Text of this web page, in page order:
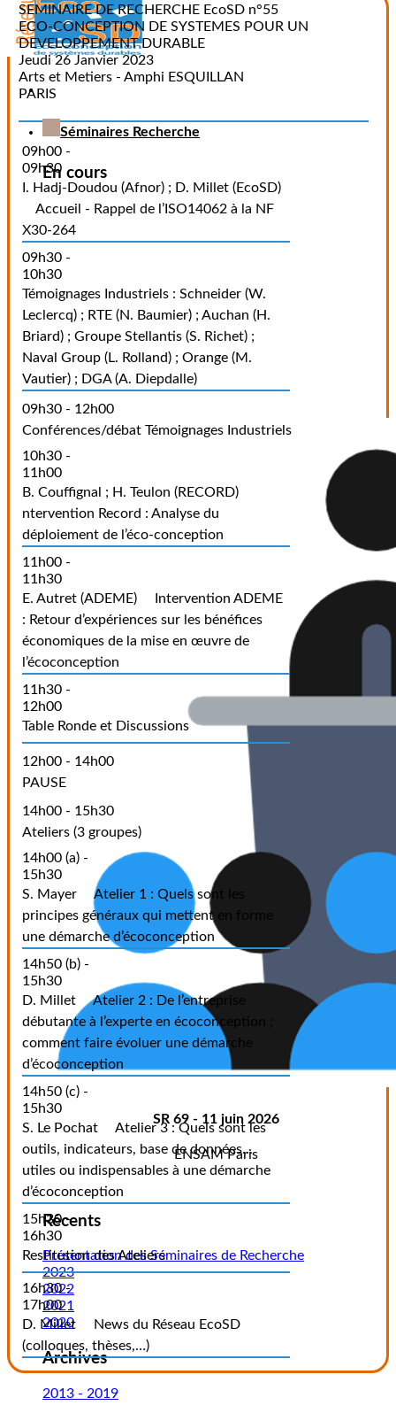
Séminaires Recherche
En cours
SR 69 - 11 juin 2026
ENSAM Paris
Récents
Présentation des Séminaires de Recherche
2023
2022
2021
2020
Archives
2013 - 2019
SEMINAIRE DE RECHERCHE EcoSD n°55
ECO-CONCEPTION DE SYSTEMES POUR UN
DEVELOPPEMENT DURABLE
Jeudi 26 Janvier 2023
Arts et Metiers - Amphi ESQUILLAN
PARIS
09h00 -
09h30
I. Hadj-Doudou (Afnor) ; D. Millet (EcoSD)
Accueil - Rappel de l’ISO14062 à la NF
X30-264
09h30 -
10h30
Témoignages Industriels : Schneider (W.
Leclercq) ; RTE (N. Baumier) ; Auchan (H.
Briard) ; Groupe Stellantis (S. Richet) ;
Naval Group (L. Rolland) ; Orange (M.
Vautier) ; DGA (A. Diepdalle)
09h30 - 12h00
Conférences/débat Témoignages Industriels
10h30 -
11h00
B. Couffignal ; H. Teulon (RECORD)
ntervention Record : Analyse du
déploiement de l’éco-conception
11h00 -
11h30
E. Autret (ADEME)
Intervention ADEME
: Retour d’expériences sur les bénéfices
économiques de la mise en œuvre de
l’écoconception
11h30 -
12h00
Table Ronde et Discussions
12h00 - 14h00
PAUSE
14h00 - 15h30
Ateliers (3 groupes)
14h00 (a) -
15h30
S. Mayer
Atelier 1 : Quels sont les
principes généraux qui mettent en forme
une démarche d’écoconception
14h50 (b) -
15h30
D. Millet
Atelier 2 : De l’entreprise
débutante à l’experte en écoconception ;
comment faire évoluer une démarche
d’écoconception
14h50 (c) -
15h30
S. Le Pochat
Atelier 3 : Quels sont les
outils, indicateurs, base de données...
utiles ou indispensables à une démarche
d’écoconception
15h30 -
16h30
Restitution des Ateliers
16h30 -
17h00
D. Millet
News du Réseau EcoSD
(colloques, thèses,…)